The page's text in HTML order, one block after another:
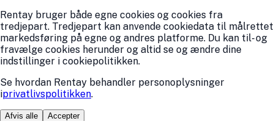
Rentay bruger både egne cookies og cookies fra
tredjepart. Tredjepart kan anvende cookiedata til målrettet
markedsføring på egne og andres platforme. Du kan til- og
fravælge cookies herunder og altid se og ændre dine
indstillinger i cookiepolitikken.
Se hvordan Rentay behandler personoplysninger
iprivatlivspolitikken.
Afvis alle Accepter